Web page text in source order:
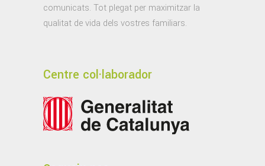
comunicats. Tot plegat per maximitzar la
qualitat de vida dels vostres familiars.
Centre col·laborador